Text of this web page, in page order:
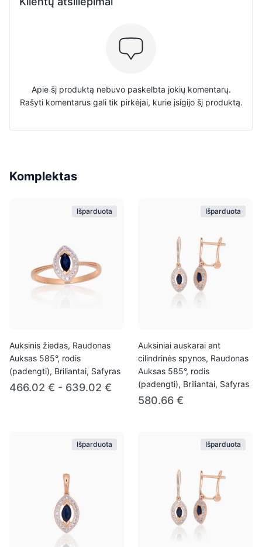
Apie šį produktą nebuvo paskelbta jokių komentarų.
Rašyti komentarus gali tik pirkėjai, kurie įsigijo šį produktą.
Komplektas
Išparduota
Auksinis žiedas, Raudonas
Auksas 585°, rodis
(padengti), Briliantai, Safyras
466.02 € - 639.02 €
Išparduota
Auksiniai auskarai ant
cilindrinės spynos, Raudonas
Auksas 585°, rodis
(padengti), Briliantai, Safyras
580.66 €
Išparduota Išparduota